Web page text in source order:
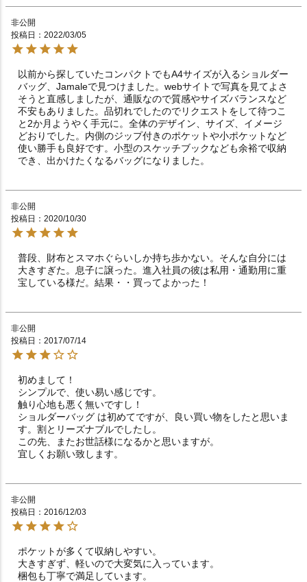
非公開
投稿日
2022/03/05
以前から探していたコンパクトでもA4サイズが入るショルダー
バッグ、Jamaleで見つけました。webサイトで写真を見てよさ
そうと直感しましたが、通販なので質感やサイズバランスなど
不安もありました。品切れでしたのでリクエストをして待つこ
と2か月ようやく手元に。全体のデザイン、サイズ、イメージ
どおりでした。内側のジップ付きのポケットや小ポケットなど
使い勝手も良好です。小型のスケッチブックなども余裕で収納
でき、出かけたくなるバッグになりました。
非公開
投稿日
2020/10/30
普段、財布とスマホぐらいしか持ち歩かない。そんな自分には
大きすぎた。息子に譲った。進入社員の彼は私用・通勤用に重
宝している様だ。結果・・買ってよかった！
非公開
投稿日
2017/07/14
初めまして！
シンプルで、使い易い感じです。
触り心地も悪く無いですし！
ショルダーバッグ は初めてですが、良い買い物をしたと思いま
す。割とリーズナブルでしたし。
この先、またお世話様になるかと思いますが。
非公開
投稿日
2016/12/03
ポケットが多くて収納しやすい。
大きすぎず、軽いので大変気に入っています。
梱包も丁寧で満足しています。